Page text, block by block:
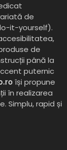
de
it-yourself).
de
până la
puternic
își propune
în realizarea
Simplu, rapid și